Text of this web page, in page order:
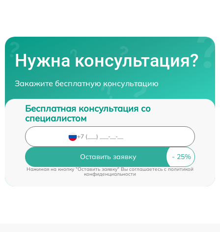
Нужна консультация?
Закажите бесплатную консультацию
Бесплатная консультация со
специалистом
Оставить заявку
Нажимая на кнопку "Оставить заявку" Вы соглашаетесь cполитикой
конфиденциальности